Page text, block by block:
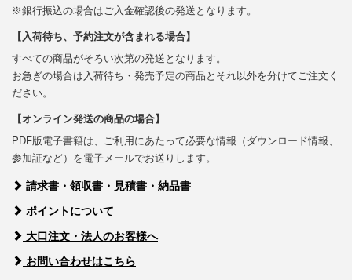
※銀行振込の場合はご入金確認後の発送となります。
【入荷待ち、予約注文が含まれる場合】
すべての商品がそろい次第の発送となります。
お急ぎの場合は入荷待ち・発売予定の商品とそれ以外を分けてご注文く
ださい。
【オンライン発送の商品の場合】
PDF版電子書籍は、ご利用にあたって必要な情報（ダウンロード情報、
参加証など）を電子メールでお送りします。
請求書・領収書・見積書・納品書
ポイントについて
大口注文・法人のお客様へ
お問い合わせはこちら